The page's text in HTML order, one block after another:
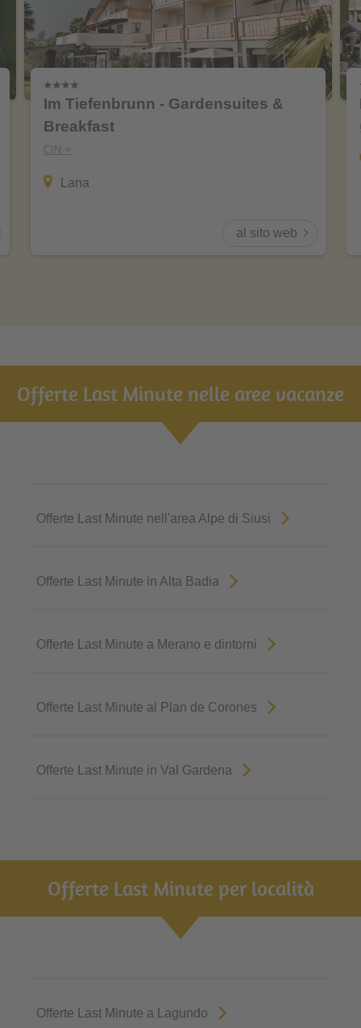
Im Tiefenbrunn - Gardensuites &
Breakfast
CIN +
Lana
al sito web
Offerte Last Minute nelle aree vacanze
Offerte Last Minute nell'area Alpe di Siusi
Offerte Last Minute in Alta Badia
Offerte Last Minute a Merano e dintorni
Offerte Last Minute al Plan de Corones
Offerte Last Minute in Val Gardena
Offerte Last Minute per località
Offerte Last Minute a Lagundo